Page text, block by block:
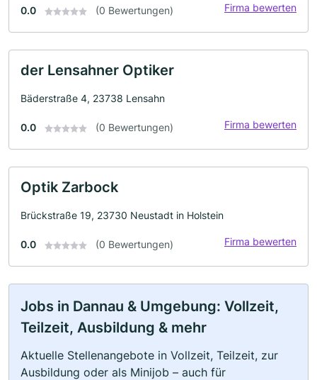
0.0 (0 Bewertungen) Firma bewerten
der Lensahner Optiker
Bäderstraße 4, 23738 Lensahn
0.0 (0 Bewertungen) Firma bewerten
Optik Zarbock
Brückstraße 19, 23730 Neustadt in Holstein
0.0 (0 Bewertungen) Firma bewerten
Jobs in Dannau & Umgebung: Vollzeit,
Teilzeit, Ausbildung & mehr
Aktuelle Stellenangebote in Vollzeit, Teilzeit, zur
Ausbildung oder als Minijob – auch für